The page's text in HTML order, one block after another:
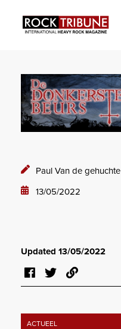
Paul Van de gehuchte
13/05/2022
Updated 13/05/2022
ACTUEEL